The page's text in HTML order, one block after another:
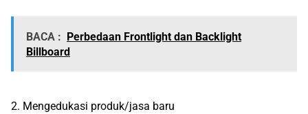
BACA :
Perbedaan Frontlight dan Backlight
Billboard
2. Mengedukasi produk/jasa baru